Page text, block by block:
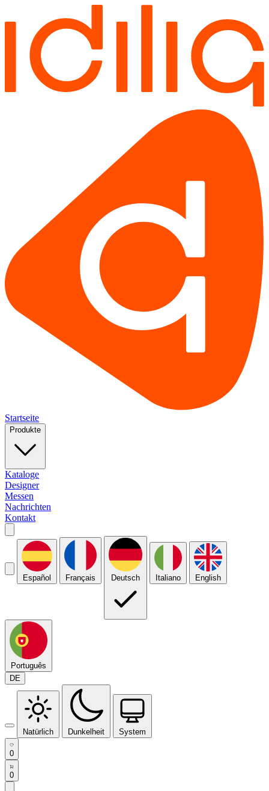
Startseite
Produkte
Kataloge
Designer
Messen
Nachrichten
Kontakt
Español Français Deutsch Italiano English
Português
DE
Natürlich Dunkelheit System
0
0